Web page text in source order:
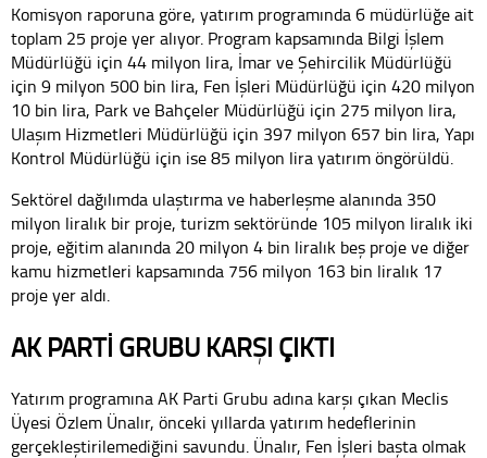
Komisyon raporuna göre, yatırım programında 6 müdürlüğe ait
toplam 25 proje yer alıyor. Program kapsamında Bilgi İşlem
Müdürlüğü için 44 milyon lira, İmar ve Şehircilik Müdürlüğü
için 9 milyon 500 bin lira, Fen İşleri Müdürlüğü için 420 milyon
10 bin lira, Park ve Bahçeler Müdürlüğü için 275 milyon lira,
Ulaşım Hizmetleri Müdürlüğü için 397 milyon 657 bin lira, Yapı
Kontrol Müdürlüğü için ise 85 milyon lira yatırım öngörüldü.
Sektörel dağılımda ulaştırma ve haberleşme alanında 350
milyon liralık bir proje, turizm sektöründe 105 milyon liralık iki
proje, eğitim alanında 20 milyon 4 bin liralık beş proje ve diğer
kamu hizmetleri kapsamında 756 milyon 163 bin liralık 17
proje yer aldı.
AK PARTİ GRUBU KARŞI ÇIKTI
Yatırım programına AK Parti Grubu adına karşı çıkan Meclis
Üyesi Özlem Ünalır, önceki yıllarda yatırım hedeflerinin
gerçekleştirilemediğini savundu. Ünalır, Fen İşleri başta olmak